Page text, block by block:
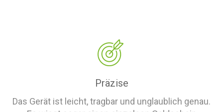
Präzise
Das Gerät ist leicht, tragbar und unglaublich genau.